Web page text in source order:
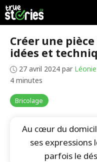
Aller
au
contenu
Bricolage
Créer une
idées et
27 avril 2024 par
4 minutes
Au cœur du
ses expressions
parfois le